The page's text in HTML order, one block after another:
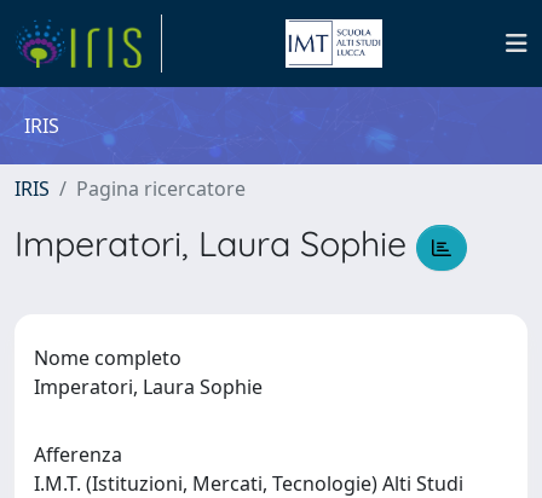
IRIS
IRIS Pagina ricercatore
Imperatori, Laura Sophie
Nome completo
Imperatori, Laura Sophie
Afferenza
I.M.T. (Istituzioni, Mercati, Tecnologie) Alti Studi